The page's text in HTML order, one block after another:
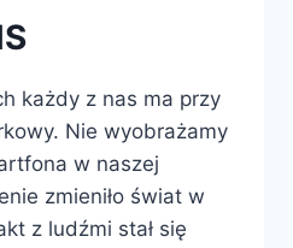
każdy z nas ma przy
Nie wyobrażamy
w naszej
zmieniło świat w
z ludźmi stał się